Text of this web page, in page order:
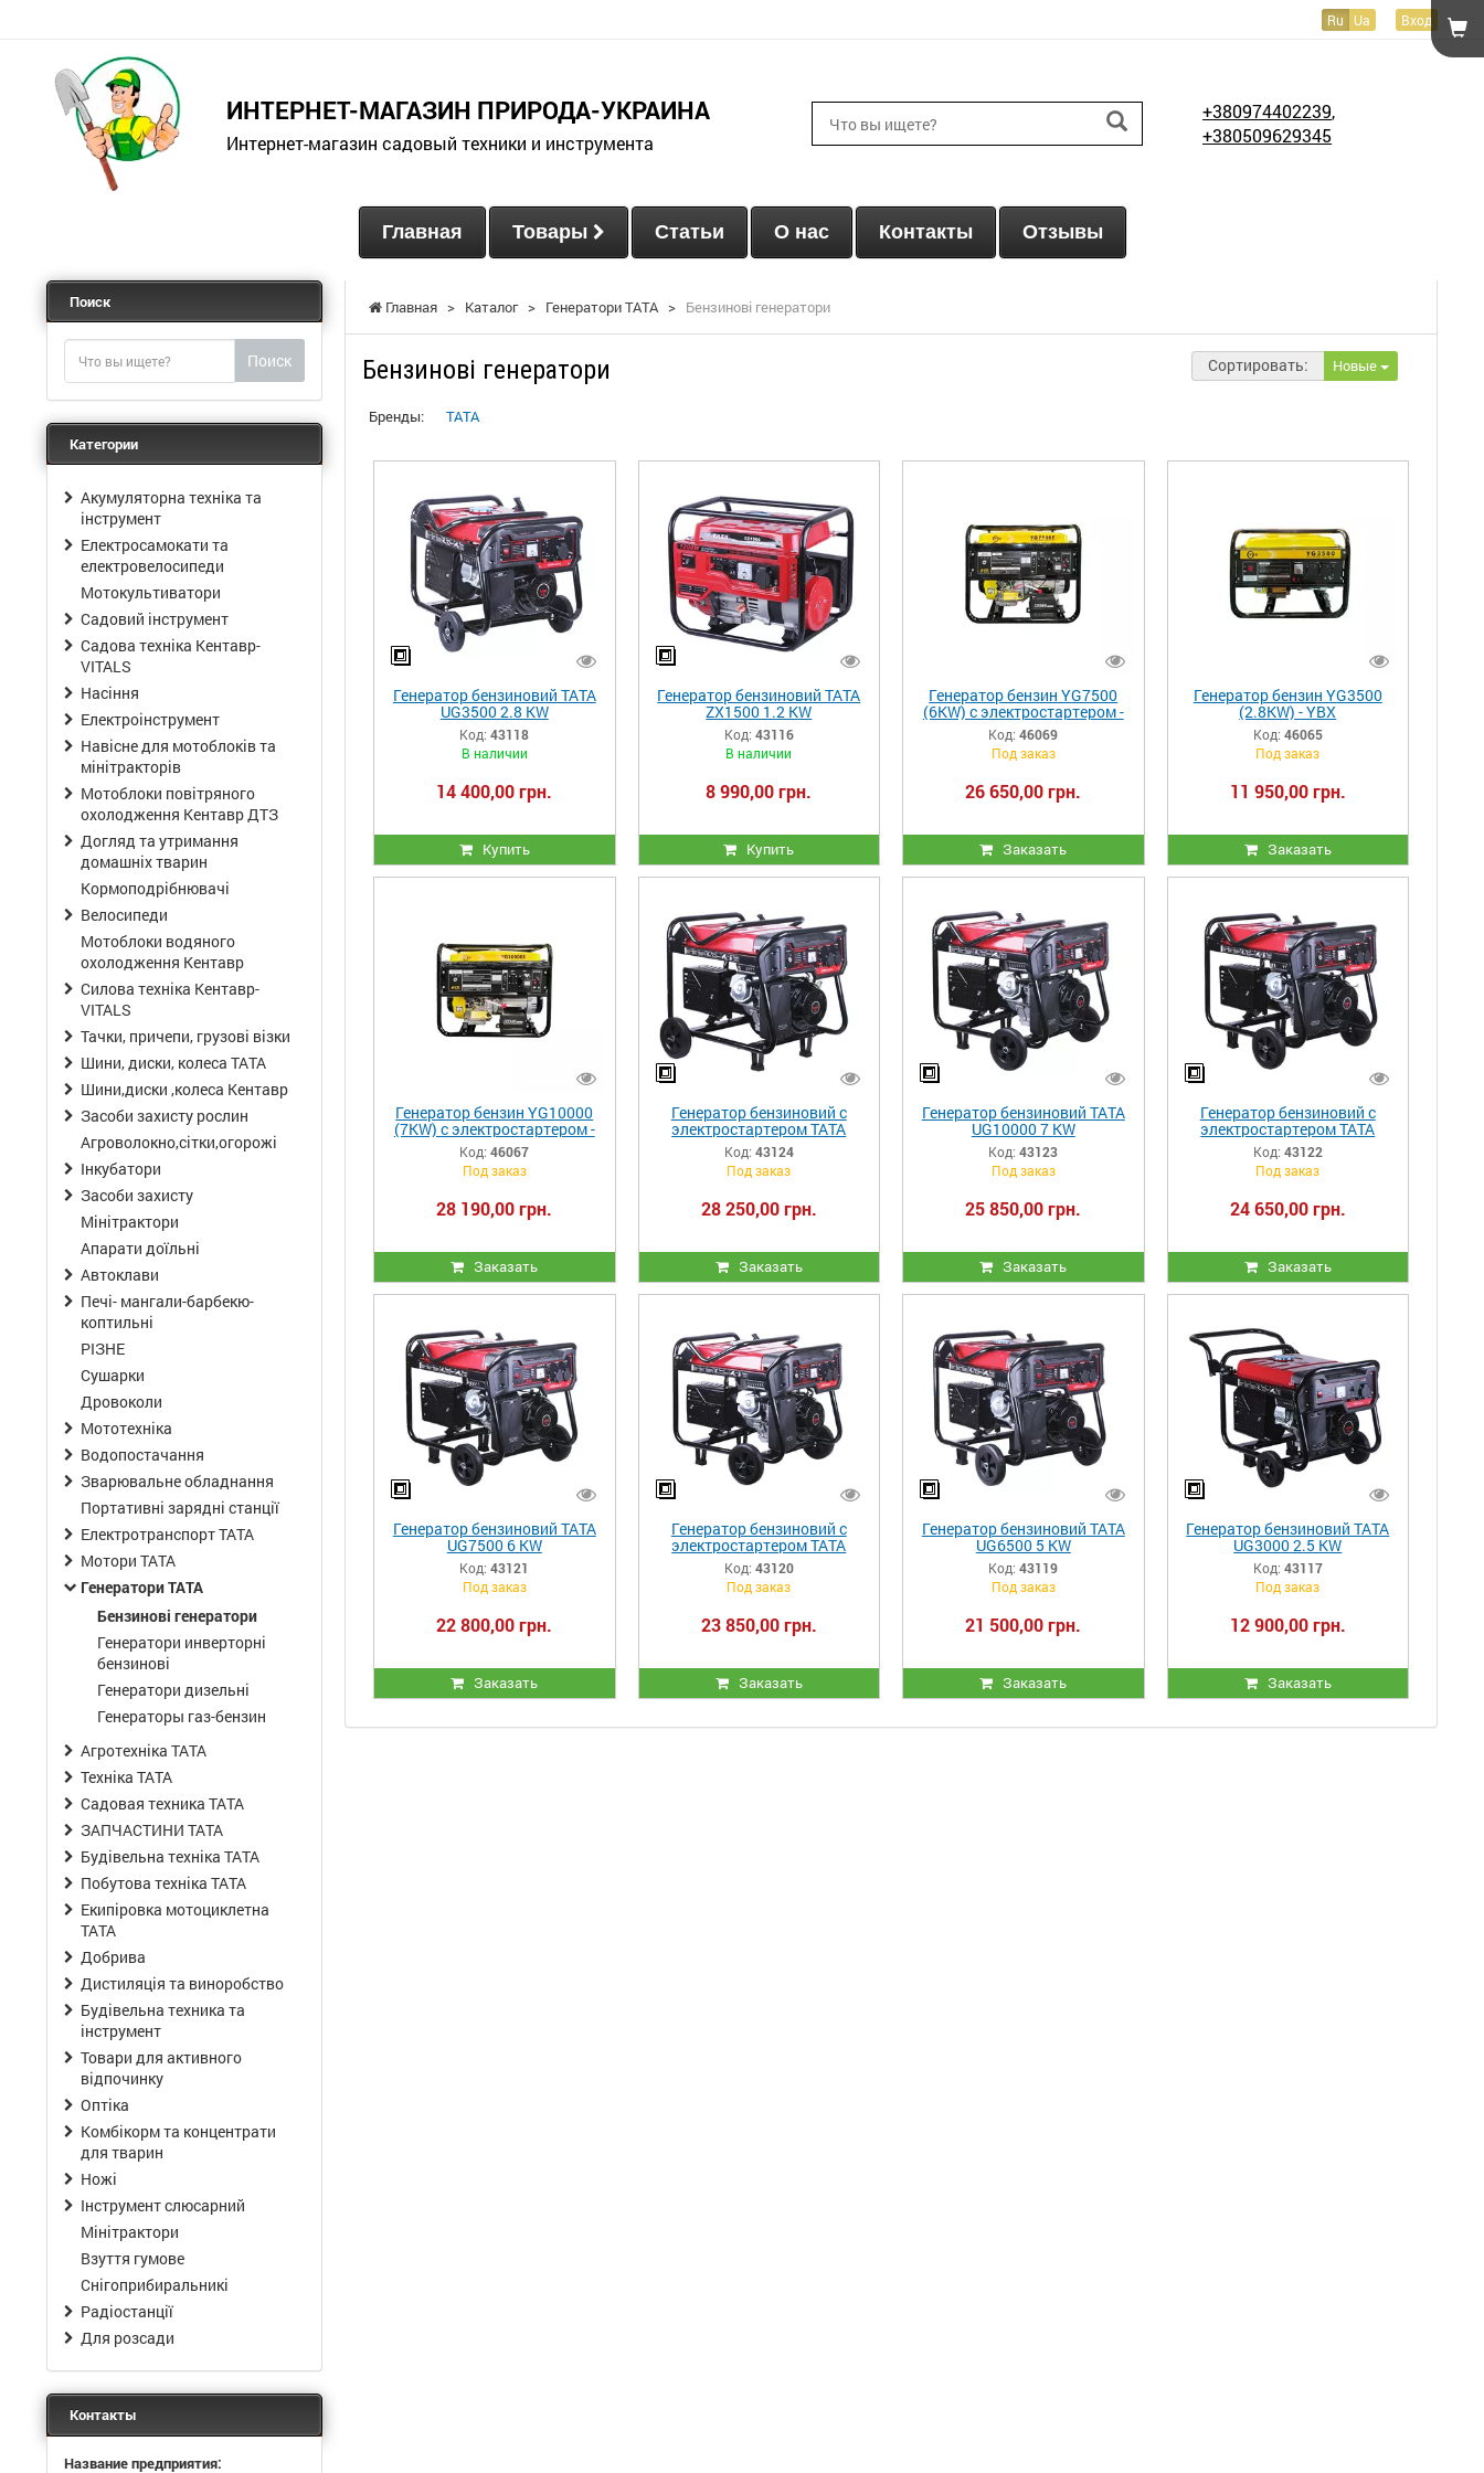
Ru Ua Вход
ИНТЕРНЕТ-МАГАЗИН ПРИРОДА-УКРАИНА
Интернет-магазин садовый техники и инструмента
+380974402239,
+380509629345
Главная Товары Статьи О нас Контакты Отзывы
Главная > Каталог > Генератори ТАТА > Бензинові генератори
Бензинові генератори Сортировать: Новые
Бренды: TATA
Генератор бензиновий ТАТА
UG3500 2.8 KW
Код: 43118
В наличии
14 400,00 грн.
Купить
Генератор бензиновий ТАТА
ZX1500 1.2 KW
Код: 43116
В наличии
8 990,00 грн.
Купить
Генератор бензин YG7500
(6KW) с электростартером -
YBX
Код: 46069
Под заказ
26 650,00 грн.
Заказать
Генератор бензин YG3500
(2.8KW) - YBX
Код: 46065
Под заказ
11 950,00 грн.
Заказать
Генератор бензин YG10000
(7KW) с электростартером -
YBX
Код: 46067
Под заказ
28 190,00 грн.
Заказать
Генератор бензиновий с
электростартером ТАТА
UG10000 7 KW
Код: 43124
Под заказ
28 250,00 грн.
Заказать
Генератор бензиновий ТАТА
UG10000 7 KW
Код: 43123
Под заказ
25 850,00 грн.
Заказать
Генератор бензиновий с
электростартером ТАТА
UG7500 6 KW
Код: 43122
Под заказ
24 650,00 грн.
Заказать
Генератор бензиновий ТАТА
UG7500 6 KW
Код: 43121
Под заказ
22 800,00 грн.
Заказать
Генератор бензиновий с
электростартером ТАТА
UG6500 5 KW
Код: 43120
Под заказ
23 850,00 грн.
Заказать
Генератор бензиновий ТАТА
UG6500 5 KW
Код: 43119
Под заказ
21 500,00 грн.
Заказать
Генератор бензиновий ТАТА
UG3000 2.5 KW
Код: 43117
Под заказ
12 900,00 грн.
Заказать
Поиск
Поиск
Категории
Акумуляторна техніка та
інструмент
Електросамокати та
електровелосипеди
Мотокультиватори
Садовий інструмент
Садова техніка Кентавр-
VITALS
Насіння
Електроінструмент
Навісне для мотоблоків та
мінітракторів
Мотоблоки повітряного
охолодження Кентавр ДТЗ
Догляд та утримання
домашніх тварин
Кормоподрібнювачі
Велосипеди
Мотоблоки водяного
охолодження Кентавр
Силова техніка Кентавр-
VITALS
Тачки, причепи, грузові візки
Шини, диски, колеса ТАТА
Шини,диски ,колеса Кентавр
Засоби захисту рослин
Агроволокно,сітки,огорожі
Інкубатори
Засоби захисту
Мінітрактори
Апарати доїльні
Автоклави
Печі- мангали-барбекю-
коптильні
РІЗНЕ
Сушарки
Дровоколи
Мототехніка
Водопостачання
Зварювальне обладнання
Портативні зарядні станції
Електротранспорт ТАТА
Мотори ТАТА
Генератори ТАТА
Бензинові генератори
Генератори инверторні
бензинові
Генератори дизельні
Генераторы газ-бензин
Агротехніка ТАТА
Техніка ТАТА
Садовая техника ТАТА
ЗАПЧАСТИНИ ТАТА
Будівельна техніка ТАТА
Побутова техніка ТАТА
Екипіровка мотоциклетна
ТАТА
Добрива
Дистиляція та виноробство
Будівельна техника та
інструмент
Товари для активного
відпочинку
Оптіка
Комбікорм та концентрати
для тварин
Ножі
Інструмент слюсарний
Мінітрактори
Взуття гумове
Снігоприбиральникі
Радіостанції
Для розсади
Контакты
Название предприятия: